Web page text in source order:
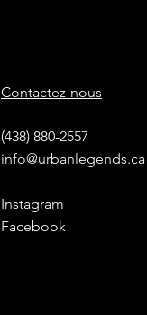
Contactez-nous
(438) 880-2557
info@urbanlegends.ca
Instagram
Facebook